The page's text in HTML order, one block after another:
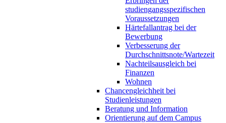
studiengangsspezifischen
Voraussetzungen
Härtefallantrag bei der
Bewerbung
Verbesserung der
Durchschnittsnote/Wartezeit
Nachteilsausgleich bei
Finanzen
Wohnen
Chancengleichheit bei
Studienleistungen
Beratung und Information
Orientierung auf dem Campus